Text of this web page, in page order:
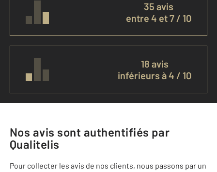
35 avis
entre 4 et 7 / 10
18 avis
inférieurs à 4 / 10
Nos avis sont authentifiés par
Qualitelis
Pour collecter les avis de nos clients, nous passons par un